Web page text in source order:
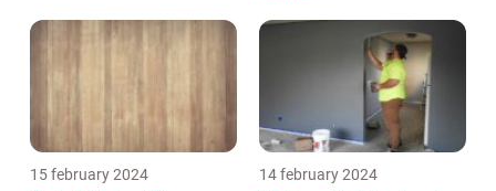
15 february 2024 14 february 2024